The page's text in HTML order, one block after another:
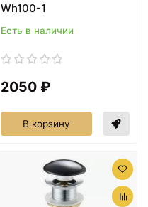
Wh100-1
Есть в наличии
2050 ₽
В корзину